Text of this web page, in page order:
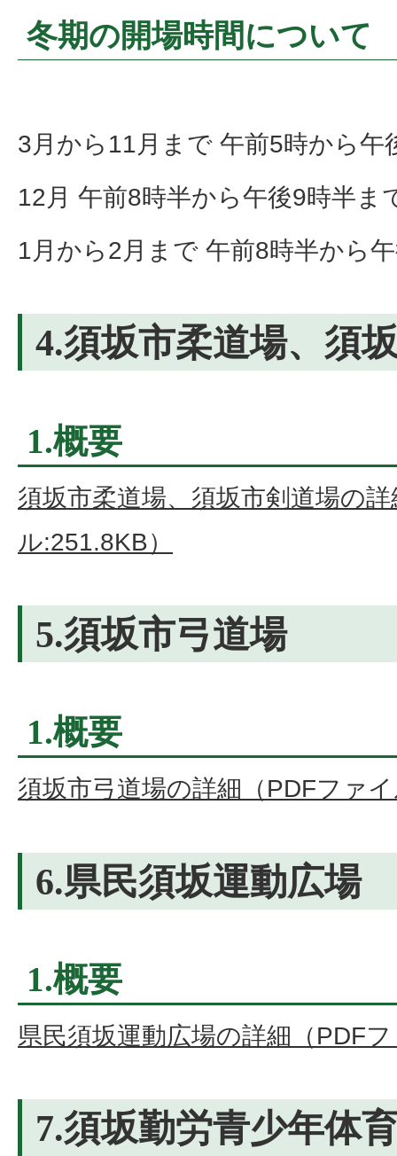
冬期の開場時間について
3月から11月まで 午前5時から午
12月 午前8時半から午後9時半ま
1月から2月まで 午前8時半から
4.須坂市柔道場、須
1.概要
須坂市柔道場、須坂市剣道場の
ル:251.8KB）
5.須坂市弓道場
1.概要
須坂市弓道場の詳細（PDFファ
6.県民須坂運動広場
1.概要
県民須坂運動広場の詳細（PDF
7.須坂勤労青少年体